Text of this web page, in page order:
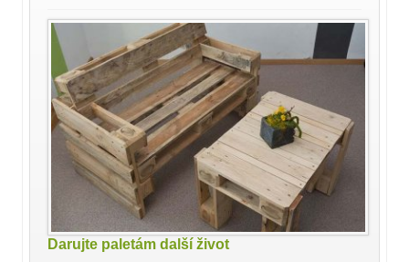
Darujte paletám další život